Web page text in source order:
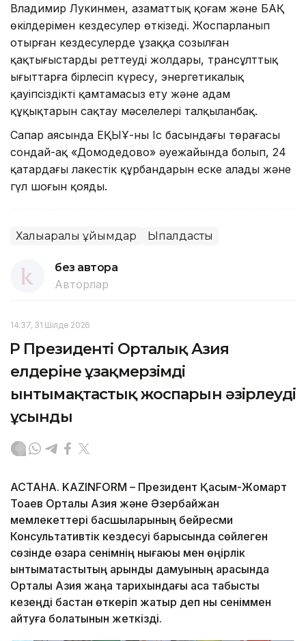
Владимир Лукинмен, азаматтық қоғам және БАҚ
өкілдерімен кездесулер өткізеді. Жоспарланып
отырған кездесулерде ұзаққа созылған
қақтығыстарды реттеудің жолдары, трансұлттық
ығыттарға бірлесіп күресу, энергетикалық
қауіпсіздікті қамтамасыз ету және адам
құқықтарын сақтау мәселелері талқыланбақ.
Сапар аясында ЕҚЫҰ-ның Іс басындағы төрағасы
сондай-ақ «Домодедово» әуежайында болып, 24
қаңтардағы лаңкестік құрбандарын еске алады және
гүл шоғын қояды.
Халықаралық ұйымдар Ықпалдастық
без автора
Авторлар
14:37, 31 Шілде 2026
ҚР Президенті Орталық Азия
елдеріне ұзақмерзімді
ынтымақтастық жоспарын әзірлеуді
ұсынды
АСТАНА. KAZINFORM – Президент Қасым-Жомарт
Тоқаев Орталық Азия және Әзербайжан
мемлекеттері басшыларының бейресми
Консультативтік кездесуі барысында сөйлеген
сөзінде өзара сенімнің нығаюы мен өңірлік
ынтымақтастықтың қарқынды дамуының арқасында
Орталық Азия жаңа тарихындағы аса табысты
кезеңді бастан өткеріп жатыр деп нық сеніммен
айтуға болатынын жеткізді.